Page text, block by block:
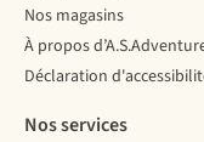
Nos magasins
À propos
Déclaration
Nos services